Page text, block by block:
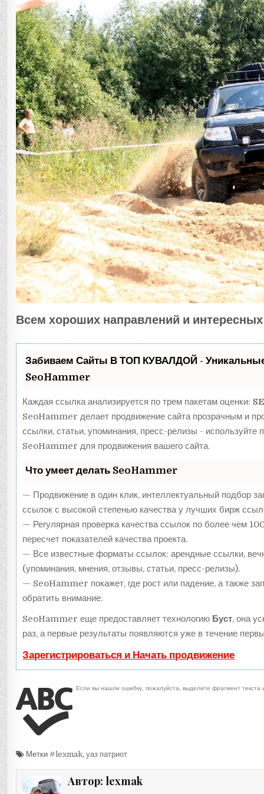
Всем хороших направлений и интересных
Забиваем Сайты В ТОП КУВАЛДОЙ -
SeoHammer
Каждая ссылка анализируется по трем пакетам оценки:
SeoHammer делает продвижение сайта прозрачным и
ссылки, статьи, упоминания, пресс-релизы - используйте
SeoHammer для продвижения вашего сайта.
Что умеет делать SeoHammer
— Продвижение в один клик, интеллектуальный подбор
ссылок с высокой степенью качества у лучших бирж
— Регулярная проверка качества ссылок по более чем
пересчет показателей качества проекта.
— Все известные форматы ссылок: арендные ссылки,
(упоминания, мнения, отзывы, статьи, пресс-релизы).
— SeoHammer покажет, где рост или падение, а также
обратить внимание.
SeoHammer еще предоставляет технологию Буст, она
раз, а первые результаты появляются уже в течение
Зарегистрироваться и Начать продвижение
Если вы нашли ошибку, пожалуйста, выделите фрагмент
Метки#lexmak,уаз патриот
Автор: lexmak